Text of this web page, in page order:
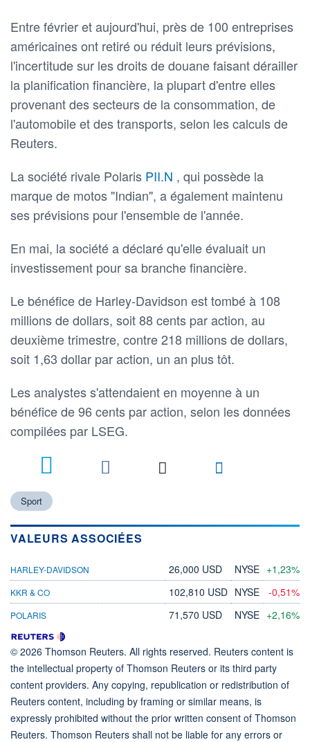
Entre février et aujourd'hui, près de 100 entreprises
américaines ont retiré ou réduit leurs prévisions,
l'incertitude sur les droits de douane faisant dérailler
la planification financière, la plupart d'entre elles
provenant des secteurs de la consommation, de
l'automobile et des transports, selon les calculs de
Reuters.
La société rivale Polaris PII.N , qui possède la
marque de motos "Indian", a également maintenu
ses prévisions pour l'ensemble de l'année.
En mai, la société a déclaré qu'elle évaluait un
investissement pour sa branche financière.
Le bénéfice de Harley-Davidson est tombé à 108
millions de dollars, soit 88 cents par action, au
deuxième trimestre, contre 218 millions de dollars,
soit 1,63 dollar par action, un an plus tôt.
Les analystes s'attendaient en moyenne à un
bénéfice de 96 cents par action, selon les données
compilées par LSEG.
Sport
VALEURS ASSOCIÉES
HARLEY-DAVIDSON 26,000 USD NYSE +1,23%
KKR & CO 102,810 USD NYSE -0,51%
POLARIS 71,570 USD NYSE +2,16%
© 2026 Thomson Reuters. All rights reserved. Reuters content is
the intellectual property of Thomson Reuters or its third party
content providers. Any copying, republication or redistribution of
Reuters content, including by framing or similar means, is
expressly prohibited without the prior written consent of Thomson
Reuters. Thomson Reuters shall not be liable for any errors or